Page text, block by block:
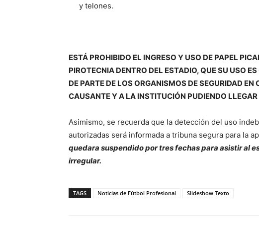
y telones.
ESTÁ PROHIBIDO EL INGRESO Y USO DE PAPEL
PIROTECNIA DENTRO DEL ESTADIO, QUE SU USO
DE PARTE DE LOS ORGANISMOS DE SEGURIDAD
CAUSANTE Y A LA INSTITUCIÓN PUDIENDO
Asimismo, se recuerda que la detección del uso
autorizadas será informada a tribuna segura para la
quedara suspendido por tres fechas para asistir al
irregular.
TAGS Noticias de Fútbol Profesional Slideshow Texto